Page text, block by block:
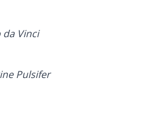
Vinci
Pulsifer